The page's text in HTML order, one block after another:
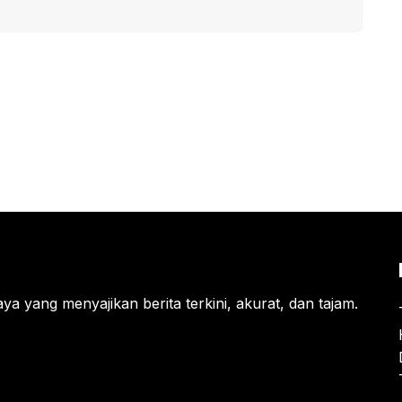
yang menyajikan berita terkini, akurat, dan tajam.